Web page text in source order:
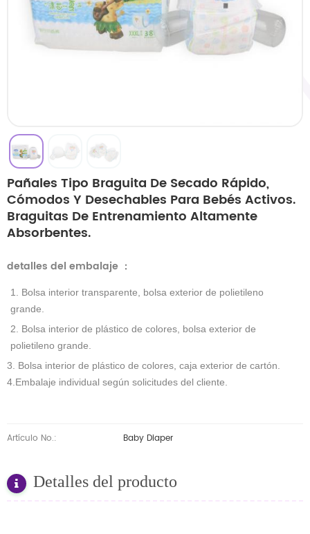
Pañales Tipo Braguita De Secado Rápido,
Cómodos Y Desechables Para Bebés Activos.
Braguitas De Entrenamiento Altamente
Absorbentes.
detalles del embalaje ：
1. Bolsa interior transparente, bolsa exterior de polietileno
grande.
2. Bolsa interior de plástico de colores, bolsa exterior de
polietileno grande.
3. Bolsa interior de plástico de colores, caja exterior de cartón.
4.Embalaje individual según solicitudes del cliente.
Artículo No.: Baby Diaper
Detalles del producto